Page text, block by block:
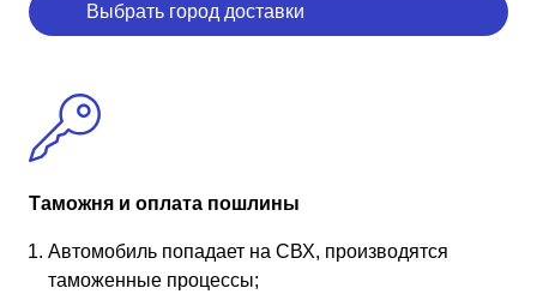
Выбрать город доставки
Таможня и оплата пошлины
Автомобиль попадает на СВХ, производятся
таможенные процессы;